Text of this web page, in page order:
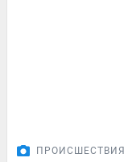
ПРОИСШЕСТВИЯ